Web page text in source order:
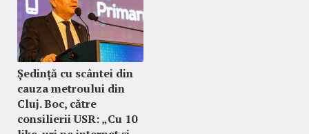
Ședință cu scântei din
cauza metroului din
Cluj. Boc, către
consilierii USR: „Cu 10